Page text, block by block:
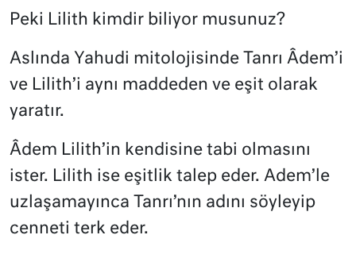
Peki Lilith kimdir biliyor musunuz?
Aslında Yahudi mitolojisinde Tanrı Âdem’i
ve Lilith’i aynı maddeden ve eşit olarak
yaratır.
Âdem Lilith’in kendisine tabi olmasını
ister. Lilith ise eşitlik talep eder. Adem’le
uzlaşamayınca Tanrı’nın adını söyleyip
cenneti terk eder.